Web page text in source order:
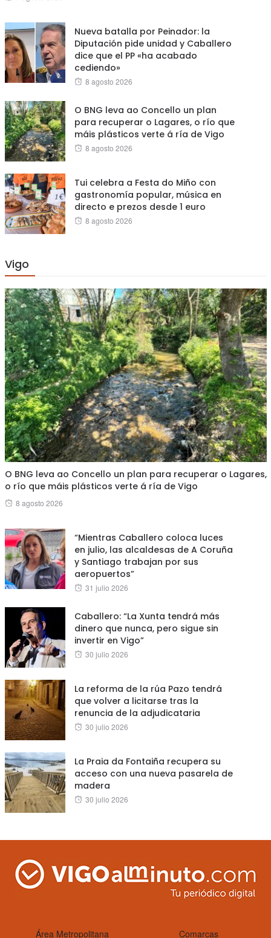
Nueva batalla por Peinador: la
Diputación pide unidad y Caballero
dice que el PP «ha acabado
cediendo»
Posted
8 agosto 2026
O BNG leva ao Concello un plan
para recuperar o Lagares, o río que
máis plásticos verte á ría de Vigo
Posted
8 agosto 2026
Tui celebra a Festa do Miño con
gastronomía popular, música en
directo e prezos desde 1 euro
Posted
8 agosto 2026
Vigo
O BNG leva ao Concello un plan para recuperar o Lagares,
o río que máis plásticos verte á ría de Vigo
Posted
8 agosto 2026
“Mientras Caballero coloca luces
en julio, las alcaldesas de A Coruña
y Santiago trabajan por sus
aeropuertos”
Posted
31 julio 2026
Caballero: “La Xunta tendrá más
dinero que nunca, pero sigue sin
invertir en Vigo”
Posted
30 julio 2026
La reforma de la rúa Pazo tendrá
que volver a licitarse tras la
renuncia de la adjudicataria
Posted
30 julio 2026
La Praia da Fontaiña recupera su
acceso con una nueva pasarela de
madera
Posted
30 julio 2026
Área Metropolitana Comarcas